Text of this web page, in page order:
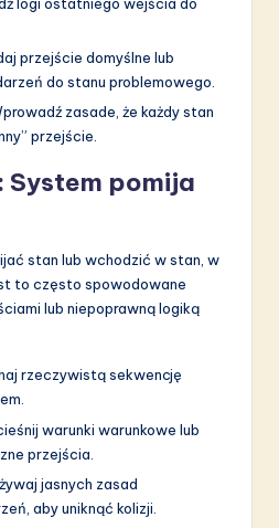
logi ostatniego wejścia do
przejście domyślne lub
do stanu problemowego.
zasade, że każdy stan
przejście.
System pomija
stan lub wchodzić w stan, w
to często spowodowane
lub niepoprawną logiką
rzeczywistą sekwencję
warunki warunkowe lub
przejścia.
jasnych zasad
aby uniknąć kolizji.